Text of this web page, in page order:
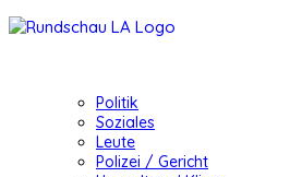
Politik
Soziales
Leute
Polizei / Gericht